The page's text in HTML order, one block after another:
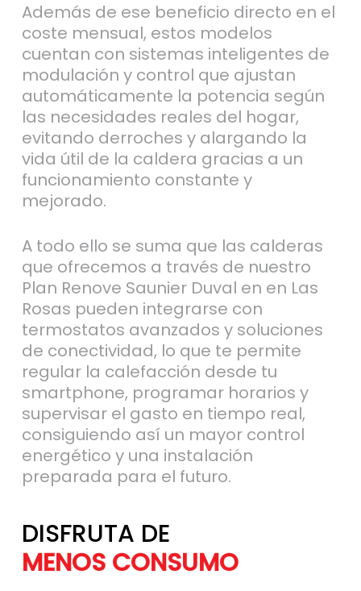
Además de ese beneficio directo en el
coste mensual, estos modelos
cuentan con sistemas inteligentes de
modulación y control que ajustan
automáticamente la potencia según
las necesidades reales del hogar,
evitando derroches y alargando la
vida útil de la caldera gracias a un
funcionamiento constante y
mejorado.
A todo ello se suma que las calderas
que ofrecemos a través de nuestro
Plan Renove Saunier Duval en en Las
Rosas pueden integrarse con
termostatos avanzados y soluciones
de conectividad, lo que te permite
regular la calefacción desde tu
smartphone, programar horarios y
supervisar el gasto en tiempo real,
consiguiendo así un mayor control
energético y una instalación
preparada para el futuro.
DISFRUTA DE